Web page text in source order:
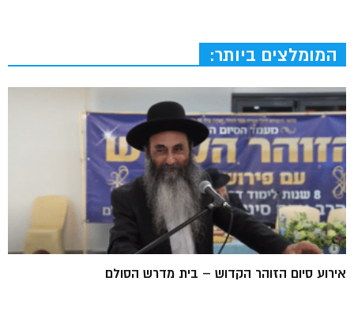
המומלצים ביותר:
אירוע סיום הזוהר הקדוש – בית מדרש הסולם